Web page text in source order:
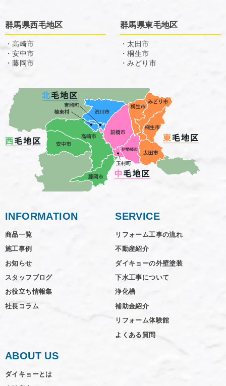
群馬県西毛地区
・高崎市
・安中市
・藤岡市
群馬県東毛地区
・太田市
・桐生市
・みどり市
INFORMATION
商品一覧
施工事例
お知らせ
スタッフブログ
お役立ち情報集
社長コラム
SERVICE
リフォーム工事の流れ
不動産紹介
ダイキョーの外壁塗装
下水工事について
浄化槽
補助金紹介
リフォーム体験館
よくある質問
ABOUT US
ダイキョーとは